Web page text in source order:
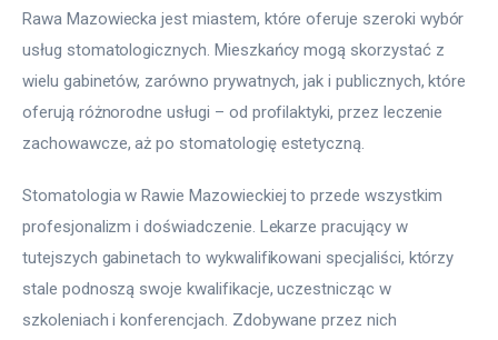
Rawa Mazowiecka jest miastem, które oferuje szeroki wybór
usług stomatologicznych. Mieszkańcy mogą skorzystać z
wielu gabinetów, zarówno prywatnych, jak i publicznych, które
oferują różnorodne usługi – od profilaktyki, przez leczenie
zachowawcze, aż po stomatologię estetyczną.
Stomatologia w Rawie Mazowieckiej to przede wszystkim
profesjonalizm i doświadczenie. Lekarze pracujący w
tutejszych gabinetach to wykwalifikowani specjaliści, którzy
stale podnoszą swoje kwalifikacje, uczestnicząc w
szkoleniach i konferencjach. Zdobywane przez nich